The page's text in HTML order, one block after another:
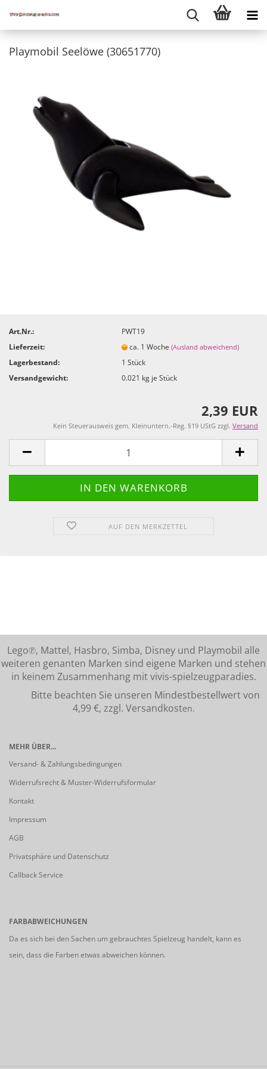
Playmobil Seelöwe (30651770)
Art.Nr.:
PWT19
Lieferzeit:
ca. 1 Woche(Ausland abweichend)
Lagerbestand: 1Stück
Versandgewicht:
0.021 kg je Stück
2,39 EUR
Kein Steuerausweis gem. Kleinuntern.-Reg. §19 UStG zzgl. Versand
AUF DEN MERKZETTEL
Lego℗, Mattel, Hasbro, Simba, Disney und Playmobil alle
weiteren genanten Marken sind eigene Marken und stehen
in keinem Zusammenhang mit vivis-spielzeugparadies.
Bitte beachten Sie unseren Mindestbestellwert von
4,99 €, zzgl. Versandkosten.
MEHR ÜBER...
Versand- & Zahlungsbedingungen
Widerrufsrecht & Muster-Widerrufsformular
Kontakt
Impressum
AGB
Privatsphäre und Datenschutz
Callback Service
FARBABWEICHUNGEN
Da es sich bei den Sachen um gebrauchtes Spielzeug handelt, kann es
sein, dass die Farben etwas abweichen können.